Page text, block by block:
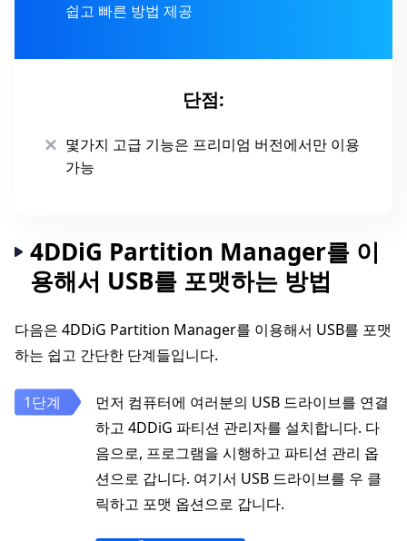
쉽고 빠른 방법 제공
단점:
몇가지 고급 기능은 프리미엄 버전에서만 이용
가능
4DDiG Partition Manager를 이
용해서 USB를 포맷하는 방법
다음은 4DDiG Partition Manager를 이용해서 USB를 포맷
하는 쉽고 간단한 단계들입니다.
먼저 컴퓨터에 여러분의 USB 드라이브를 연결
하고 4DDiG 파티션 관리자를 설치합니다. 다
음으로, 프로그램을 시행하고 파티션 관리 옵
션으로 갑니다. 여기서 USB 드라이브를 우 클
릭하고 포맷 옵션으로 갑니다.